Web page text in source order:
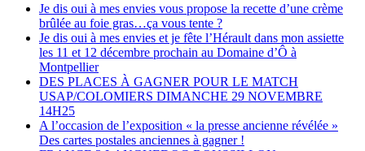
Je dis oui à mes envies vous propose la recette d’une crème
brûlée au foie gras…ça vous tente ?
Je dis oui à mes envies et je fête l’Hérault dans mon assiette
les 11 et 12 décembre prochain au Domaine d’Ô à
Montpellier
DES PLACES À GAGNER POUR LE MATCH
USAP/COLOMIERS DIMANCHE 29 NOVEMBRE
14H25
A l’occasion de l’exposition « la presse ancienne révélée »
Des cartes postales anciennes à gagner !